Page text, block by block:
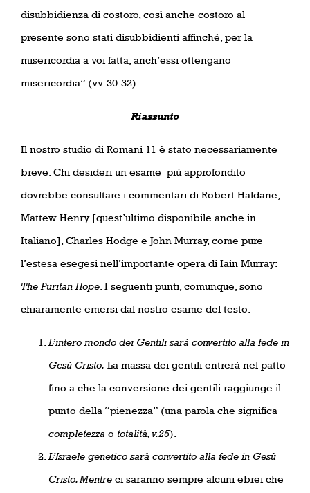
disubbidienza di costoro, così anche costoro al
presente sono stati disubbidienti affinché, per la
misericordia a voi fatta, anch’essi ottengano
misericordia” (vv. 30-32).
Riassunto
Il nostro studio di Romani 11 è stato necessariamente
breve. Chi desideri un esame più approfondito
dovrebbe consultare i commentari di Robert Haldane,
Mattew Henry [quest’ultimo disponibile anche in
Italiano], Charles Hodge e John Murray, come pure
l’estesa esegesi nell’importante opera di Iain Murray:
The Puritan Hope . I seguenti punti, comunque, sono
chiaramente emersi dal nostro esame del testo:
L’intero mondo dei Gentili sarà convertito alla fede in
Gesù Cristo. La massa dei gentili entrerà nel patto
fino a che la conversione dei gentili raggiunge il
punto della “pienezza” (una parola che significa
completezza o totalità, v.25).
L’Israele genetico sarà convertito alla fede in Gesù
Cristo. Mentre ci saranno sempre alcuni ebrei che